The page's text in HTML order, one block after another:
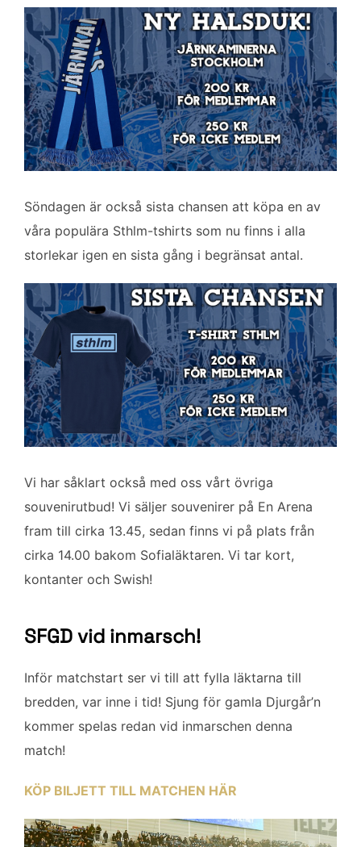
Söndagen är också sista chansen att köpa en av
våra populära Sthlm-tshirts som nu finns i alla
storlekar igen en sista gång i begränsat antal.
Vi har såklart också med oss vårt övriga
souvenirutbud! Vi säljer souvenirer på En Arena
fram till cirka 13.45, sedan finns vi på plats från
cirka 14.00 bakom Sofialäktaren. Vi tar kort,
kontanter och Swish!
SFGD vid inmarsch!
Inför matchstart ser vi till att fylla läktarna till
bredden, var inne i tid! Sjung för gamla Djurgår’n
kommer spelas redan vid inmarschen denna
match!
KÖP BILJETT TILL MATCHEN HÄR